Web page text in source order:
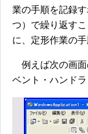
業の手順を記録
つ）で繰り返す
に、定形作業の
例えば次の画面
ベント・ハンド